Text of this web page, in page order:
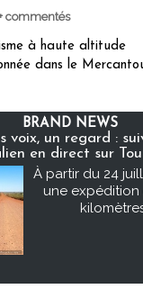
commentés
à haute altitude
dans le
BRAND NEWS
voix, un regard :
en direct sur
À partir du 24
une expédition